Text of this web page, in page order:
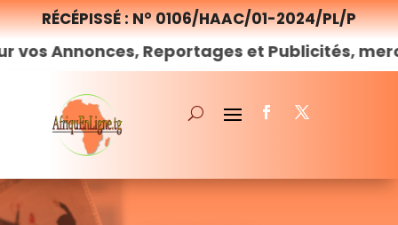
RÉCÉPISSÉ : N° 0106/HAAC/01-2024/PL/P
Reportages et Publicités, merci de